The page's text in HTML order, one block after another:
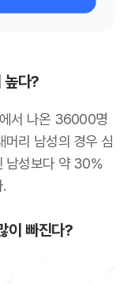
높다?
서 나온 36000명
머리 남성의 경우 심
남성보다 약 30%
이 빠진다?